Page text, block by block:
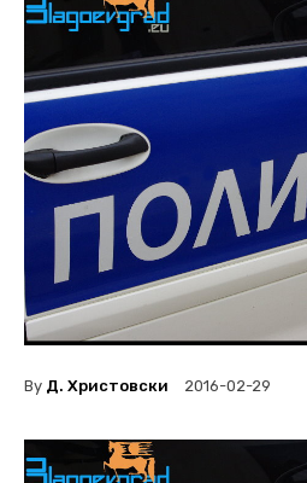
By Д. Христовски 2016-02-29